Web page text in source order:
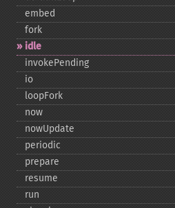
embed
fork
idle
invokePending
io
loopFork
now
nowUpdate
periodic
prepare
resume
run